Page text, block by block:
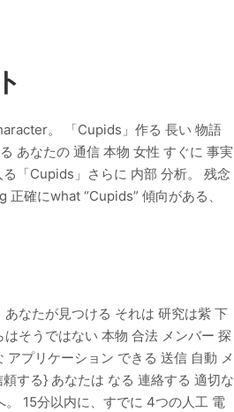
。 「Cupids」作る 長い 物語
あなたの 通信 本物 女性 すぐに 事実
「Cupids」さらに 内部 分析。 残念
確にwhat “Cupids” 傾向がある、
なたが見つける それは 研究は紫 下
そうではない 本物 合法 メンバー 探
プリケーション できる 送信 自動 メ
する} あなたは なる 連絡する 適切な
15分以内に、すでに 4つの人工 電